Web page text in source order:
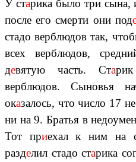
У старика было три сына,
после его смерти они под
стадо верблюдов так,
всех верблюдов,
девятую часть. Ста
верблюдов. Сыновья
оказалось, что число 17
ни на 9. Братья в
Тот приехал к ним на
разделил стадо старика